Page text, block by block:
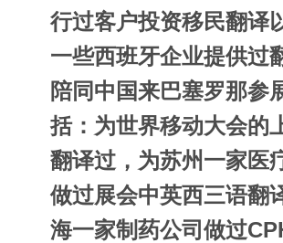
行过客户投资移民翻译
一些西班牙企业提供过
陪同中国来巴塞罗那参
括：为世界移动大会的
翻译过，为苏州一家医
做过展会中英西三语翻
海一家制药公司做过